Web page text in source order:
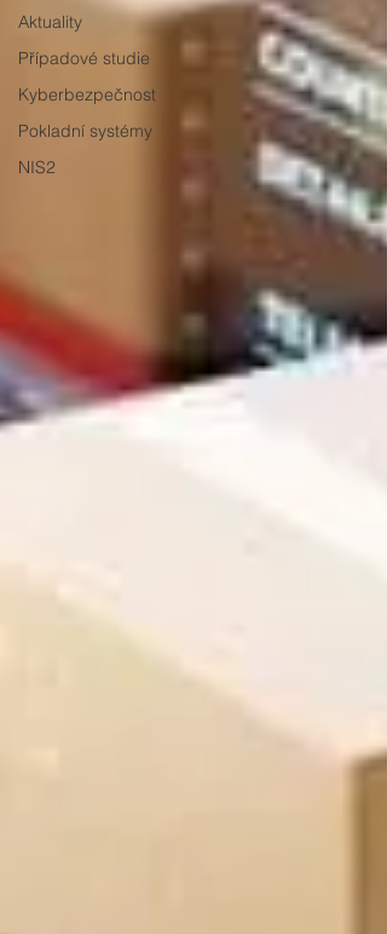
Aktuality
Případové studie
Kyberbezpečnost
Pokladní systémy
NIS2